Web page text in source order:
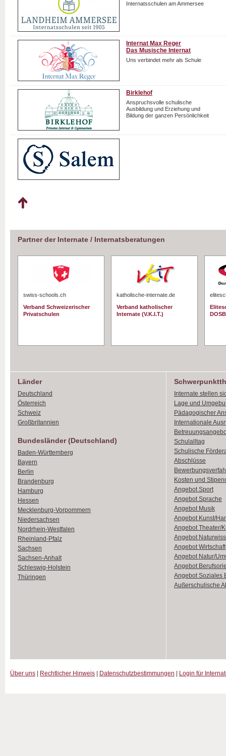
Internatsschulen am Ammersee
Internat Max Reger
Das Musische Internat
Uns verbindet mehr als Schule
Birklehof
Anspruchsvolle schulische
Ausbildung und Erziehung und
Bildung der ganzen Persönlichkeit
Partner der Internate / Internatsberatungen
swiss-schools.ch
Verband Schweizerischer
Privatschulen
katholische-internate.de
Verband katholischer
Internate (V.K.I.T.)
DOSB
Länder
Deutschland
Österreich
Schweiz
Großbritannien
Bundesländer (Deutschland)
Baden-Württemberg
Bayern
Berlin
Brandenburg
Hamburg
Hessen
Mecklenburg-Vorpommern
Niedersachsen
Nordrhein-Westfalen
Rheinland-Pfalz
Sachsen
Sachsen-Anhalt
Schleswig-Holstein
Thüringen
Internate stellen
Lage und
Pädagogischer
Internationale
Schulalltag
Schulische
Abschlüsse
Kosten und
Angebot Sport
Angebot Sprache
Angebot Musik
Angebot Kunst/
Angebot Theater/
Angebot
Angebot Wirtschaft
Angebot Natur/
Angebot
Angebot Soziales
Außerschulische
Über uns Rechtlicher Hinweis Datenschutzbestimmungen Login für